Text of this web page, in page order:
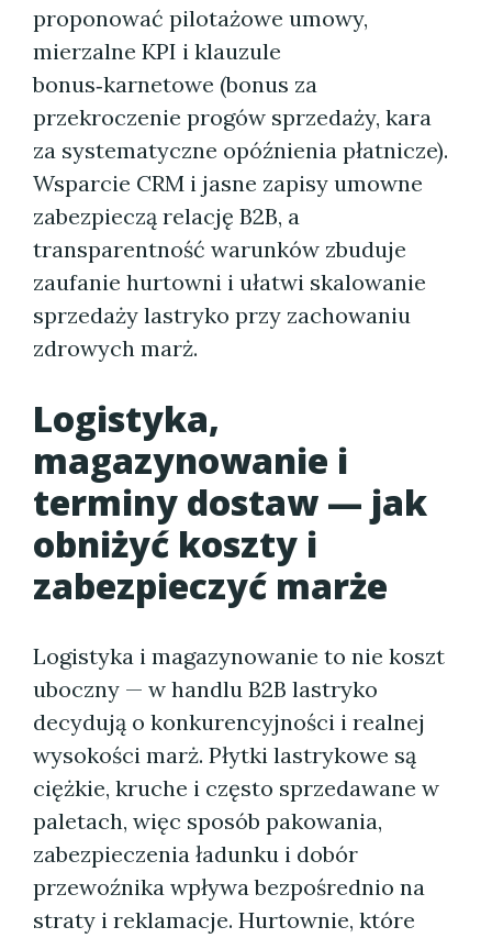
proponować pilotażowe umowy,
mierzalne KPI i klauzule
bonus‑karnetowe (bonus za
przekroczenie progów sprzedaży, kara
za systematyczne opóźnienia płatnicze).
Wsparcie CRM i jasne zapisy umowne
zabezpieczą relację B2B, a
transparentność warunków zbuduje
zaufanie hurtowni i ułatwi skalowanie
sprzedaży lastryko przy zachowaniu
zdrowych marż.
Logistyka,
magazynowanie i
terminy dostaw — jak
obniżyć koszty i
zabezpieczyć marże
Logistyka i magazynowanie to nie koszt
uboczny — w handlu B2B lastryko
decydują o konkurencyjności i realnej
wysokości marż. Płytki lastrykowe są
ciężkie, kruche i często sprzedawane w
paletach, więc sposób pakowania,
zabezpieczenia ładunku i dobór
przewoźnika wpływa bezpośrednio na
straty i reklamacje. Hurtownie, które